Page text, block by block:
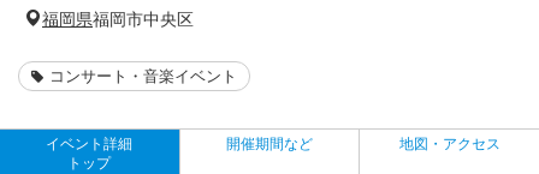
福岡県福岡市中央区
コンサート・音楽イベント
イベント詳細
トップ
開催期間など 地図・アクセス